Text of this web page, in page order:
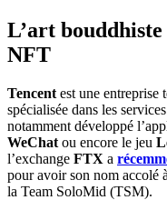
L’art
NFT
Tencent est une entreprise
spécialisée dans les
notamment développé
WeChat ou encore le jeu
l’exchange FTX a
pour avoir son nom accolé
la Team SoloMid (TSM).